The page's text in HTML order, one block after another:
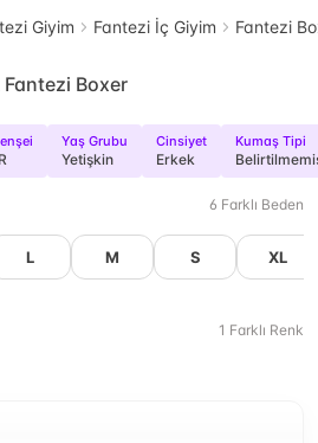
Giyim Fantezi İç Giyim Fantezi
Fantezi Boxer
Yaş Grubu
Yetişkin
Cinsiyet
Erkek
Kumaş Tipi
6 Farklı Beden
L M S XL
1 Farklı Renk